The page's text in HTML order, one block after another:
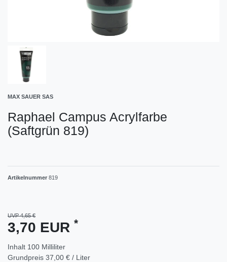
MAX SAUER SAS
Raphael Campus Acrylfarbe
(Saftgrün 819)
Artikelnummer 819
UVP 4,65 €
3,70 EUR *
Inhalt 100 Milliliter
Grundpreis 37,00 € / Liter